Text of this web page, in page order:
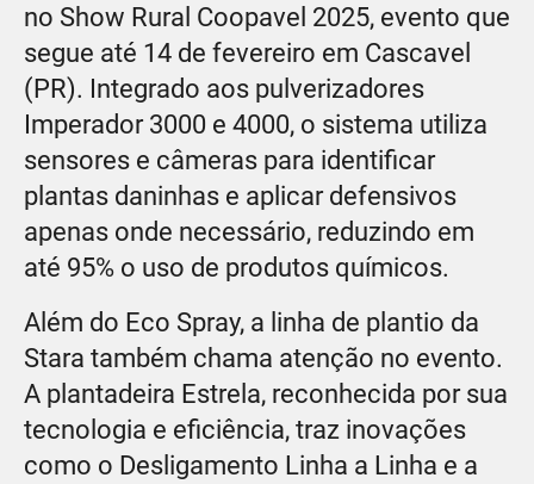
no Show Rural Coopavel 2025, evento que
segue até 14 de fevereiro em Cascavel
(PR). Integrado aos pulverizadores
Imperador 3000 e 4000, o sistema utiliza
sensores e câmeras para identificar
plantas daninhas e aplicar defensivos
apenas onde necessário, reduzindo em
até 95% o uso de produtos químicos.
Além do Eco Spray, a linha de plantio da
Stara também chama atenção no evento.
A plantadeira Estrela, reconhecida por sua
tecnologia e eficiência, traz inovações
como o Desligamento Linha a Linha e a